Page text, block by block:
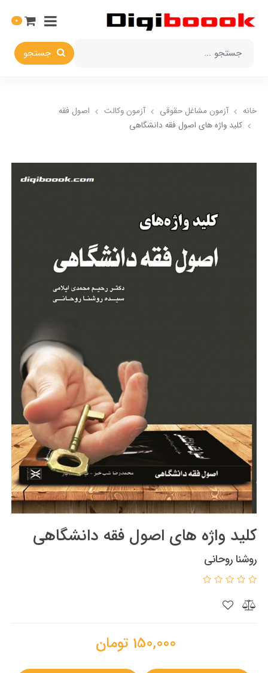
جستجو
0
خانه آزمون مشاغل حقوقی آزمون وکالت
اصول فقه
کلید واژه های اصول فقه دانشگاهی
کلید واژه های اصول فقه دانشگاهی
روشنا روحانی
150,000 تومان